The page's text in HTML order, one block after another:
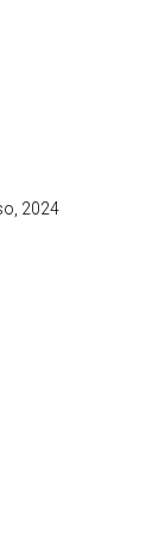
2024